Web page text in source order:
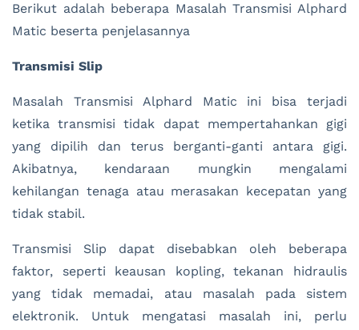
Berikut adalah beberapa Masalah Transmisi Alphard
Matic beserta penjelasannya
Transmisi Slip
Masalah Transmisi Alphard Matic ini bisa terjadi
ketika transmisi tidak dapat mempertahankan gigi
yang dipilih dan terus berganti-ganti antara gigi.
Akibatnya, kendaraan mungkin mengalami
kehilangan tenaga atau merasakan kecepatan yang
tidak stabil.
Transmisi Slip dapat disebabkan oleh beberapa
faktor, seperti keausan kopling, tekanan hidraulis
yang tidak memadai, atau masalah pada sistem
elektronik. Untuk mengatasi masalah ini, perlu